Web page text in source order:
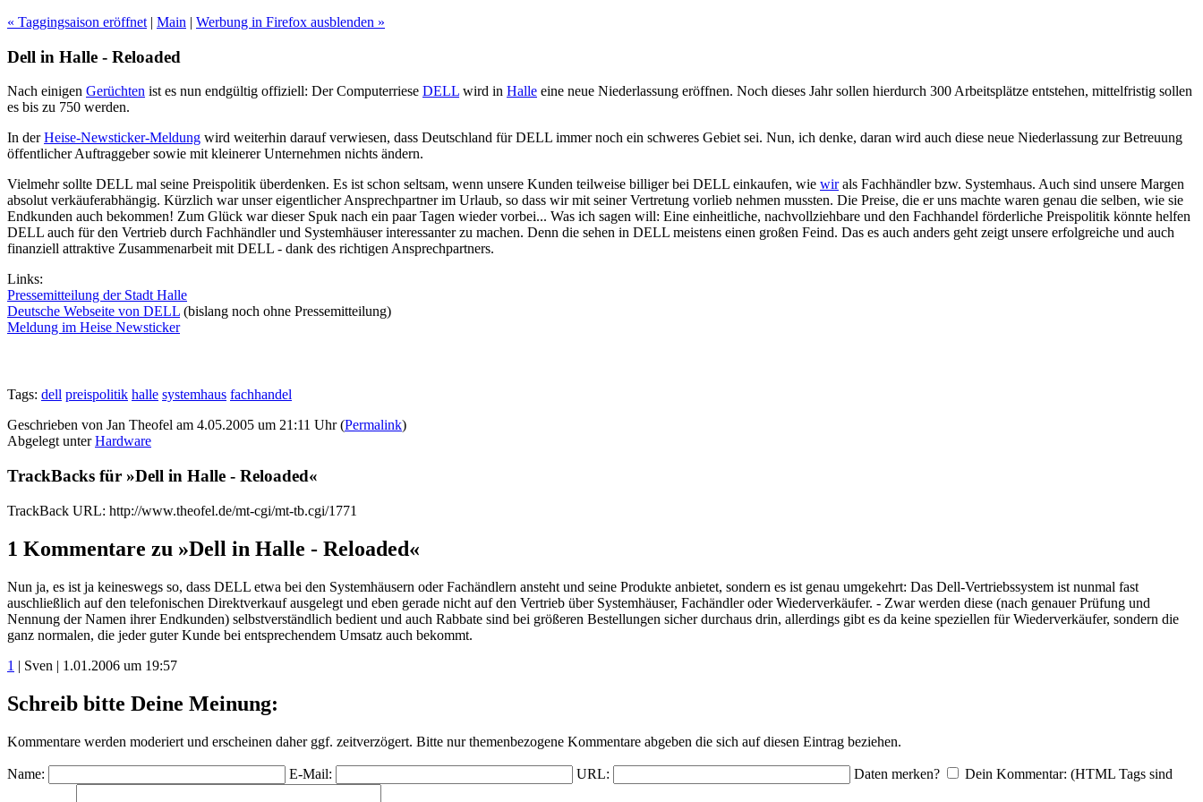
« Taggingsaison eröffnet | Main | Werbung in Firefox ausblenden »
Dell in Halle - Reloaded
Nach einigen Gerüchten ist es nun endgültig offiziell: Der Computerriese DELL wird in Halle eine neue Niederlassung eröffnen. Noch dieses Jahr sollen hierdurch 300 Arbeitsplätze entstehen, mittelfristig sollen
es bis zu 750 werden.
In derHeise-Newsticker-Meldung wird weiterhin darauf verwiesen, dass Deutschland für DELL immer noch ein schweres Gebiet sei. Nun, ich denke, daran wird auch diese neue Niederlassung zur Betreuung
öffentlicher Auftraggeber sowie mit kleinerer Unternehmen nichts ändern.
Vielmehr sollte DELL mal seine Preispolitik überdenken. Es ist schon seltsam, wenn unsere Kunden teilweise billiger bei DELL einkaufen, wie wirals Fachhändler bzw. Systemhaus. Auch sind unsere Margen
absolut verkäuferabhängig. Kürzlich war unser eigentlicher Ansprechpartner im Urlaub, so dass wir mit seiner Vertretung vorlieb nehmen mussten. Die Preise, die er uns machte waren genau die selben, wie sie
Endkunden auch bekommen! Zum Glück war dieser Spuk nach ein paar Tagen wieder vorbei... Was ich sagen will: Eine einheitliche, nachvollziehbare und den Fachhandel förderliche Preispolitik könnte helfen
DELL auch für den Vertrieb durch Fachhändler und Systemhäuser interessanter zu machen. Denn die sehen in DELL meistens einen großen Feind. Das es auch anders geht zeigt unsere erfolgreiche und auch
finanziell attraktive Zusammenarbeit mit DELL - dank des richtigen Ansprechpartners.
Links:
Pressemitteilung der Stadt Halle
Deutsche Webseite von DELL (bislang noch ohne Pressemitteilung)
Meldung im Heise Newsticker
Tags: dell preispolitik halle systemhaus fachhandel
Geschrieben von Jan Theofel am 4.05.2005 um 21:11 Uhr (Permalink)
Abgelegt unterHardware
TrackBacks für »Dell in Halle - Reloaded«
TrackBack URL: http://www.theofel.de/mt-cgi/mt-tb.cgi/1771
1 Kommentare zu »Dell in Halle - Reloaded«
Nun ja, es ist ja keineswegs so, dass DELL etwa bei den Systemhäusern oder Fachändlern ansteht und seine Produkte anbietet, sondern es ist genau umgekehrt: Das Dell-Vertriebssystem ist nunmal fast
auschließlich auf den telefonischen Direktverkauf ausgelegt und eben gerade nicht auf den Vertrieb über Systemhäuser, Fachändler oder Wiederverkäufer. - Zwar werden diese (nach genauer Prüfung und
Nennung der Namen ihrer Endkunden) selbstverständlich bedient und auch Rabbate sind bei größeren Bestellungen sicher durchaus drin, allerdings gibt es da keine speziellen für Wiederverkäufer, sondern die
ganz normalen, die jeder guter Kunde bei entsprechendem Umsatz auch bekommt.
1 | Sven | 1.01.2006 um 19:57
Schreib bitte Deine Meinung:
Kommentare werden moderiert und erscheinen daher ggf. zeitverzögert. Bitte nur themenbezogene Kommentare abgeben die sich auf diesen Eintrag beziehen.
Name: E-Mail: URL: Daten merken? Dein Kommentar: (HTML Tags sind